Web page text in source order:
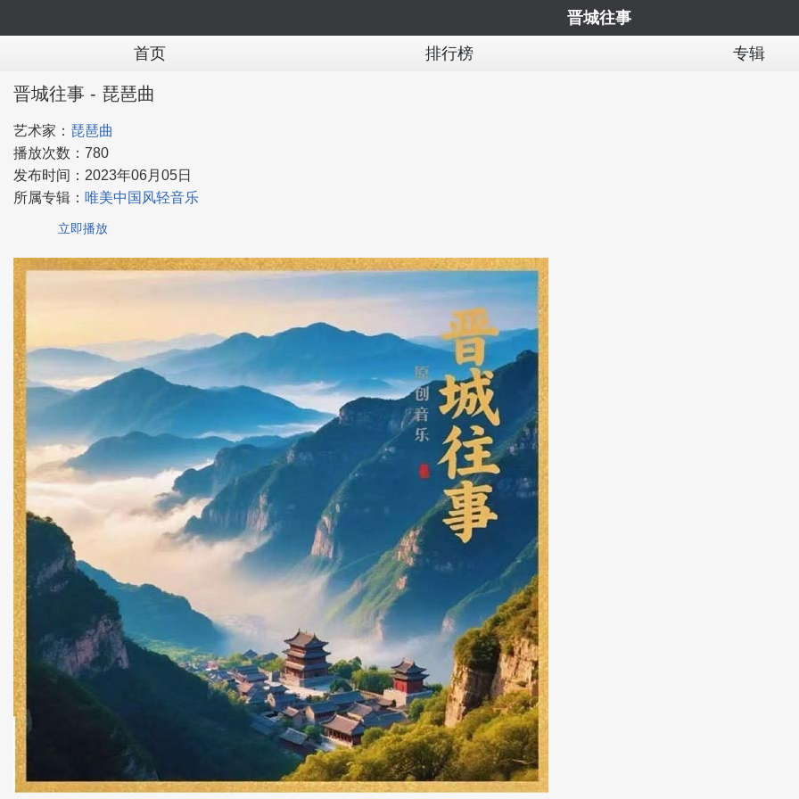
晋城往事
首页
排行榜 专辑
晋城往事 - 琵琶曲
艺术家： 琵琶曲
播放次数： 780
发布时间： 2023年06月05日
所属专辑： 唯美中国风轻音乐
立即播放